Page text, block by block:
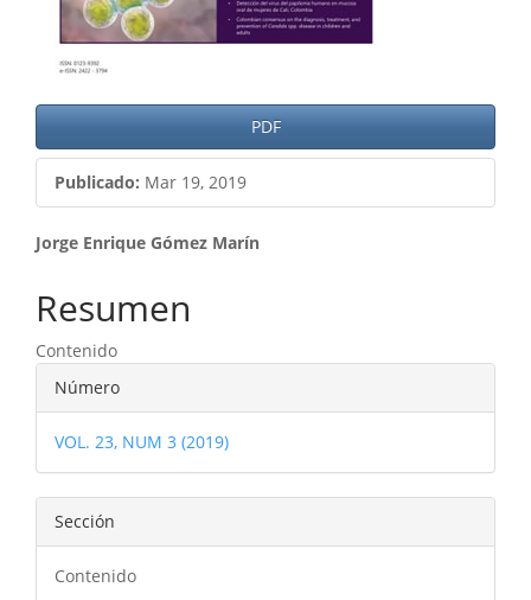
PDF
Publicado: Mar 19, 2019
Contenido
principal
del
artículo
Jorge Enrique Gómez Marín
Resumen
Contenido
Detalles
del
artículo
Número
VOL. 23, NUM 3 (2019)
Sección
Contenido